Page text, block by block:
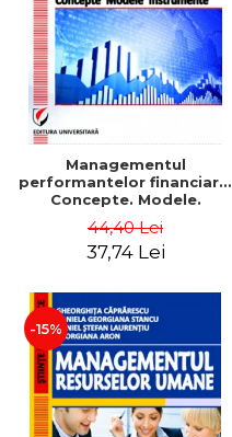
Managementul
performantelor financiare.
Concepte. Modele.
44,40 Lei
37,74 Lei
-15%